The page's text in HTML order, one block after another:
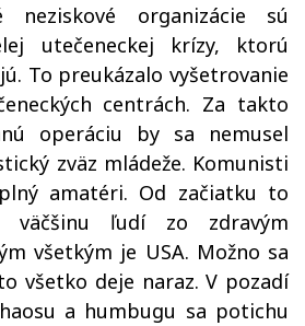
neziskové organizácie sú
utečeneckej krízy, ktorú
To preukázalo vyšetrovanie
centrách. Za takto
operáciu by sa nemusel
zväz mládeže. Komunisti
amatéri. Od začiatku to
ľudí zo zdravým
všetkým je USA. Možno sa
všetko deje naraz. V pozadí
a humbugu sa potichu